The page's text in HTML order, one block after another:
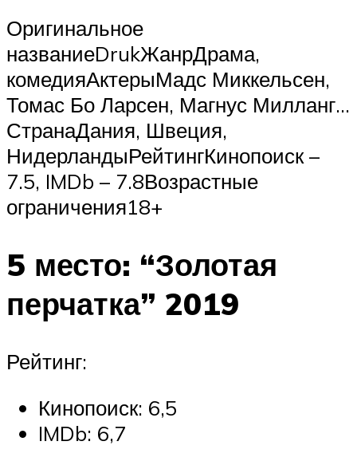
Оригинальное
названиеDrukЖанрДрама,
комедияАктерыМадс Миккельсен,
Томас Бо Ларсен, Магнус Милланг…
СтранаДания, Швеция,
НидерландыРейтингКинопоиск –
7.5, IMDb – 7.8Возрастные
ограничения18+
5 место: “Золотая
перчатка” 2019
Рейтинг:
Кинопоиск: 6,5
IMDb: 6,7